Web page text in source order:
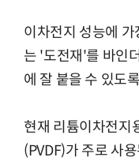
이차전지 성능에
는 '도전재'를 바인
에 잘 붙을 수 있도
현재 리튬이차전지
(PVDF)가 주로 사